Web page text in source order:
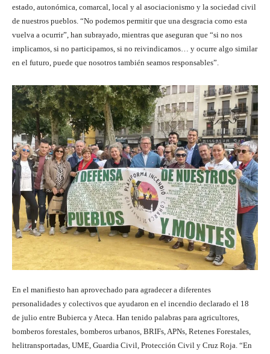
estado, autonómica, comarcal, local y al asociacionismo y la sociedad civil
de nuestros pueblos. “No podemos permitir que una desgracia como esta
vuelva a ocurrir”, han subrayado, mientras que aseguran que “si no nos
implicamos, si no participamos, si no reivindicamos… y ocurre algo similar
en el futuro, puede que nosotros también seamos responsables”.
En el manifiesto han aprovechado para agradecer a diferentes
personalidades y colectivos que ayudaron en el incendio declarado el 18
de julio entre Bubierca y Ateca. Han tenido palabras para agricultores,
bomberos forestales, bomberos urbanos, BRIFs, APNs, Retenes Forestales,
helitransportadas, UME, Guardia Civil, Protección Civil y Cruz Roja. “En